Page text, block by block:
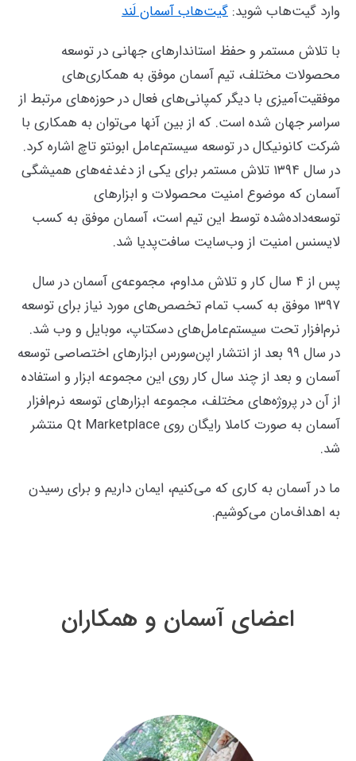
وارد گیت‌هاب شوید: گیت‌هاب آسمان لَند
با تلاش مستمر و حفظ استاندارهای جهانی در توسعه
محصولات مختلف، تیم آسمان موفق به همکاری‌های
موفقیت‌آمیزی با دیگر کمپانی‌های فعال در حوزه‌های مرتبط از
سراسر جهان شده است. که از بین آنها می‌توان به همکاری با
شرکت کانونیکال در توسعه سیستم‌عامل ابونتو تاچ اشاره کرد.
در سال ۱۳۹۴ تلاش مستمر برای یکی از دغدغه‌های همیشگی
آسمان که موضوع امنیت محصولات و ابزارهای
توسعه‌داده‌شده توسط این تیم است، آسمان موفق به کسب
لایسنس امنیت از وب‌سایت سافت‌پدیا شد.
پس از ۴ سال کار و تلاش مداوم، مجموعه‌ی آسمان در سال
۱۳۹۷ موفق به کسب تمام تخصص‌های مورد نیاز برای توسعه
نرم‌افزار تحت سیستم‌عامل‌های دسکتاپ، موبایل و وب شد.
در سال ۹۹ بعد از انتشار اپن‌سورس ابزارهای اختصاصی توسعه
آسمان و بعد از چند سال کار روی این مجموعه ابزار و استفاده
از آن در پروژه‌های مختلف، مجموعه ابزارهای توسعه نرم‌افزار
آسمان به صورت کاملا رایگان روی Qt Marketplace منتشر
شد.
ما در آسمان به کاری که می‌کنیم، ایمان داریم و برای رسیدن
به اهداف‌مان می‌کوشیم.
اعضای آسمان و همکاران